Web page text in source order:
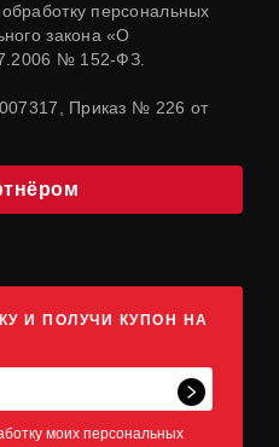
персональных
закона «О
№ 152-ФЗ.
Приказ № 226 от
И ПОЛУЧИ КУПОН НА
моих персональных